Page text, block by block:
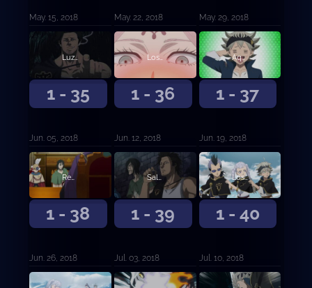
May. 15, 2018 May. 22, 2018 May. 29, 2018
1 - 35
Luz del juicio
Jun. 05, 2018
1 - 36
Los tres ojos
Jun. 12, 2018
1 - 37
Aquel sin magia
Jun. 19, 2018
1 - 38
Reunión de capitanes
Jun. 26, 2018
1 - 39
Saludo de tres hojas
Jul. 03, 2018
1 - 40
Los Toros Negros en la playa
Jul. 10, 2018